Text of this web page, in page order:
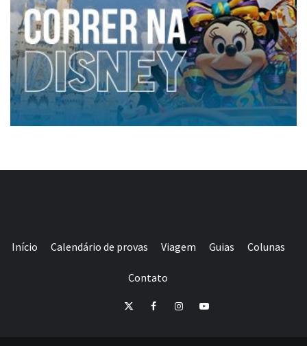
Início Calendário de provas Viagem Guias Colunas
Contato
TwitterFacebookInstagramYoutube